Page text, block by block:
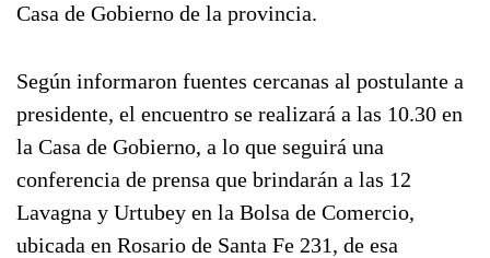
Casa de Gobierno de la provincia.
Según informaron fuentes cercanas al postulante a
presidente, el encuentro se realizará a las 10.30 en
la Casa de Gobierno, a lo que seguirá una
conferencia de prensa que brindarán a las 12
Lavagna y Urtubey en la Bolsa de Comercio,
ubicada en Rosario de Santa Fe 231, de esa